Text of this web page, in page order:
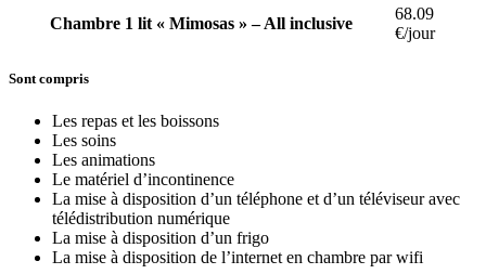
Chambre 1 lit « Mimosas » – All inclusive
68.09
€/jour
Sont compris
Les repas et les boissons
Les soins
Les animations
Le matériel d’incontinence
La mise à disposition d’un téléphone et d’un téléviseur avec
télédistribution numérique
La mise à disposition d’un frigo
La mise à disposition de l’internet en chambre par wifi